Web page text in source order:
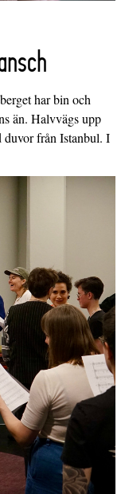
har bin och
än. Halvvägs upp
från Istanbul. I